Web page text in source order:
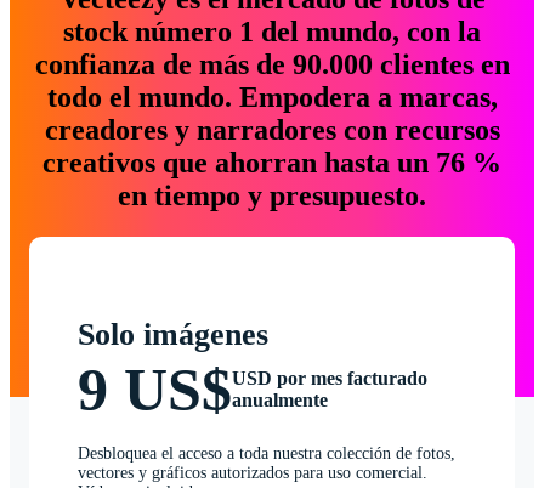
stock número 1 del mundo, con la
confianza de más de 90.000 clientes en
todo el mundo. Empodera a marcas,
creadores y narradores con recursos
creativos que ahorran hasta un 76 %
en tiempo y presupuesto.
Solo imágenes
9 US$USD por mes facturado
anualmente
Desbloquea el acceso a toda nuestra colección de fotos,
vectores y gráficos autorizados para uso comercial.